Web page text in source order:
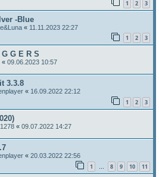
1 2 3
-Blue
« 11.11.2023 22:27
1 2 3
G E R S
« 09.06.2023 10:57
3.3.8
« 16.09.2022 22:12
1 2 3
« 09.07.2022 14:27
« 20.03.2022 22:56
1 8 9 10 11